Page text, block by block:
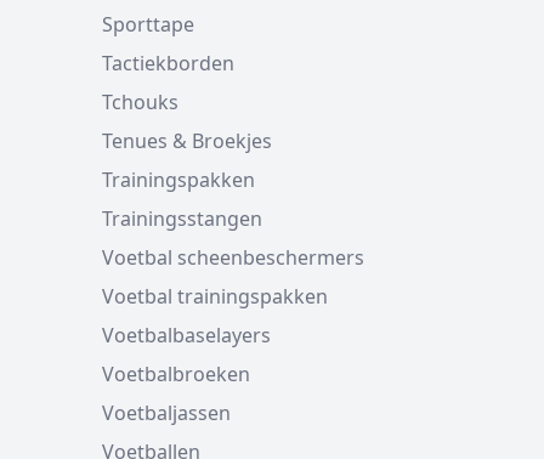
Sporttape
Tactiekborden
Tchouks
Tenues & Broekjes
Trainingspakken
Trainingsstangen
Voetbal scheenbeschermers
Voetbal trainingspakken
Voetbalbaselayers
Voetbalbroeken
Voetbaljassen
Voetballen